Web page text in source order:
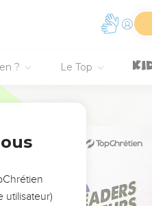
? Le Top
utilisateur)